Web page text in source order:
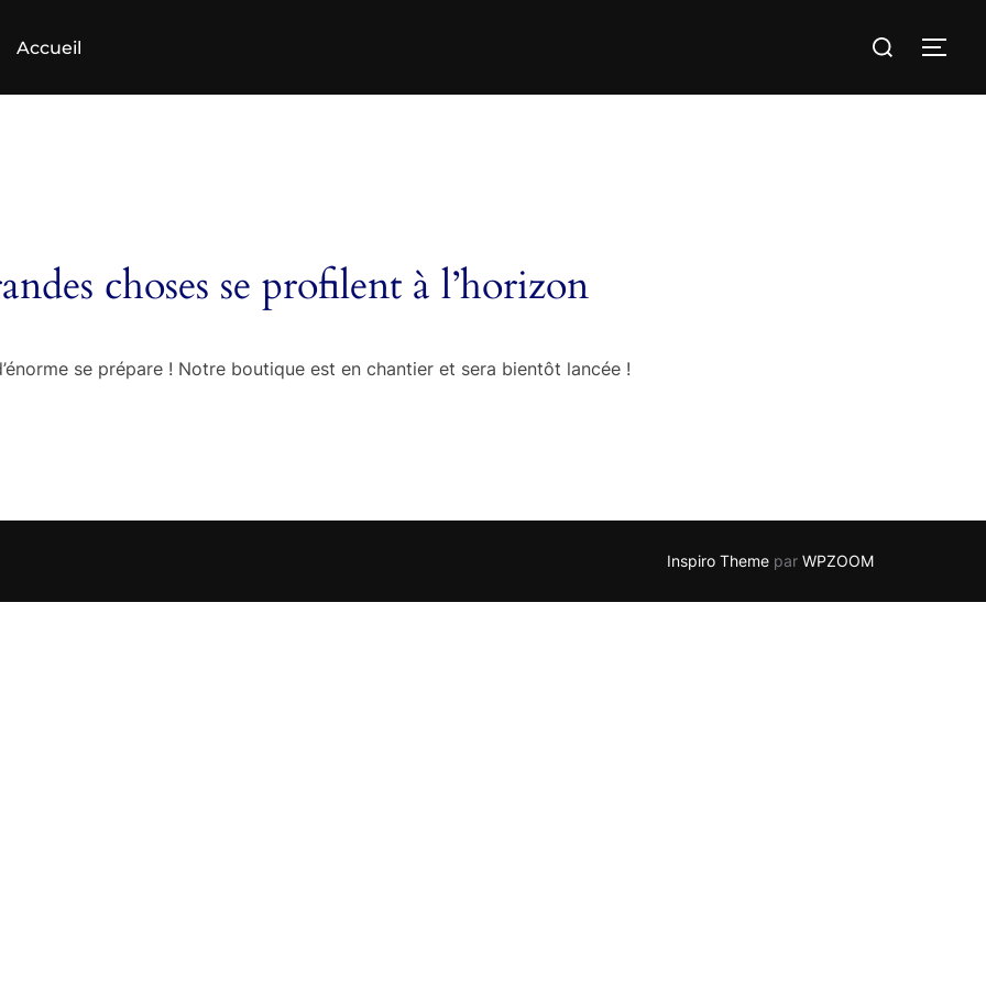
Accueil
Rechercher :
choses se profilent à l’horizon
se prépare ! Notre boutique est en chantier et sera bientôt lancée !
Inspiro Theme par WPZOOM